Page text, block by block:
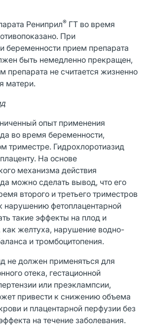
Рениприл® ГТ во время
При
беременности прием препарата
быть немедленно прекращен,
препарата не считается жизненно
матери.
опыт применения
во время беременности,
триместре. Гидрохлоротиазид
На основе
механизма действия
можно сделать вывод, что его
второго и третьего триместров
нарушению фетоплацентарной
такие эффекты на плод и
как желтуха, нарушение водно-
и тромбоцитопения.
не должен применяться для
отека, гестационной
или преэклампсии,
привести к снижению объема
и плацентарной перфузии без
на течение заболевания.